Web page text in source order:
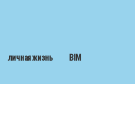
личная жизнь
BIM